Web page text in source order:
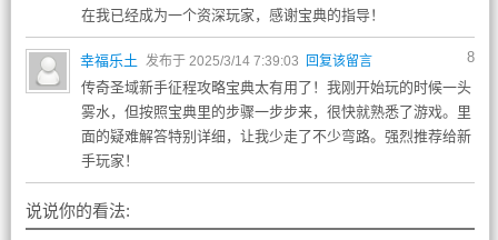
在我已经成为一个资深玩家，感谢宝典的指导！
8
幸福乐土 发布于 2025/3/14 7:39:03 回复该留言
传奇圣域新手征程攻略宝典太有用了！我刚开始玩的时候一头
雾水，但按照宝典里的步骤一步步来，很快就熟悉了游戏。里
面的疑难解答特别详细，让我少走了不少弯路。强烈推荐给新
手玩家！
说说你的看法: